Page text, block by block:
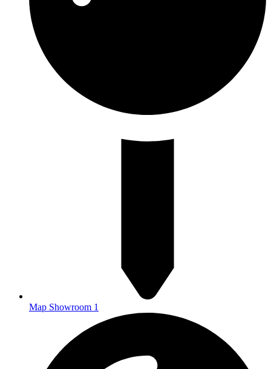
Map Showroom 1